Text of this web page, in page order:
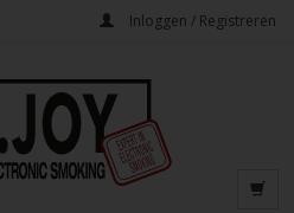
Inloggen / Registreren